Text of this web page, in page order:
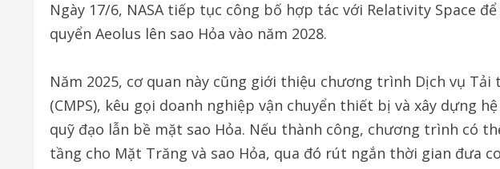
Ngày 17/6, NASA tiếp tục công bố hợp tác với Relativity Space
quyển Aeolus lên sao Hỏa vào năm 2028.
Năm 2025, cơ quan này cũng giới thiệu chương trình Dịch vụ Tải
(CMPS), kêu gọi doanh nghiệp vận chuyển thiết bị và xây dựng
quỹ đạo lẫn bề mặt sao Hỏa. Nếu thành công, chương trình có
tầng cho Mặt Trăng và sao Hỏa, qua đó rút ngắn thời gian đưa